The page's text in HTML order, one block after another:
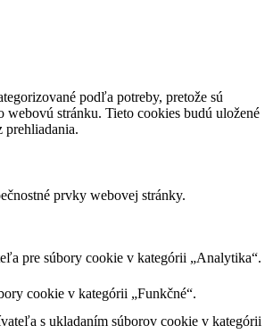
podľa potreby, pretože sú
stránku. Tieto cookies budú uložené
prehliadania.
prvky webovej stránky.
pre súbory cookie v kategórii „Analytika“.
cookie v kategórii „Funkčné“.
s ukladaním súborov cookie v kategórii